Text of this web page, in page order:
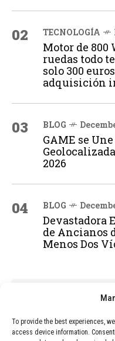
To provide the best experiences,
access device information.
02 TECNOLOGÍA
Motor de 800
ruedas todo
solo 300
adquisición
03 BLOG
GAME se
2026
04 BLOG
Devastadora
de Ancianos
Menos Dos